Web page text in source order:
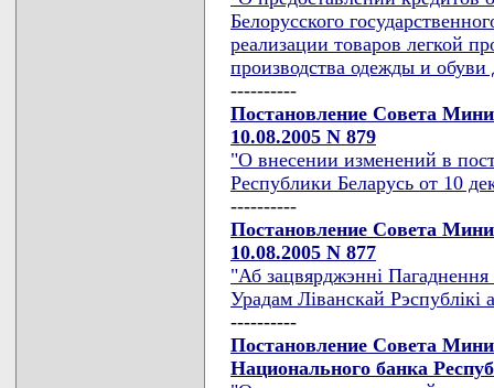
Белорусского
реализации товаров легкой
производства одежды и обуви
----------
Постановление Совета
10.08.2005 N 879
"О внесении изменений в
Республики Беларусь от 10
----------
Постановление Совета
10.08.2005 N 877
"Аб зацвярджэннi
Урадам Лiванскай Рэспублiкi
----------
Постановление Совета
Национального банка